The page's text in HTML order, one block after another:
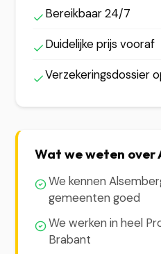
Bereikbaar 24/7
Duidelijke prijs vooraf
Verzekeringsdossier
Wat we weten over
We kennen
gemeenten goed
We werken in heel
Brabant